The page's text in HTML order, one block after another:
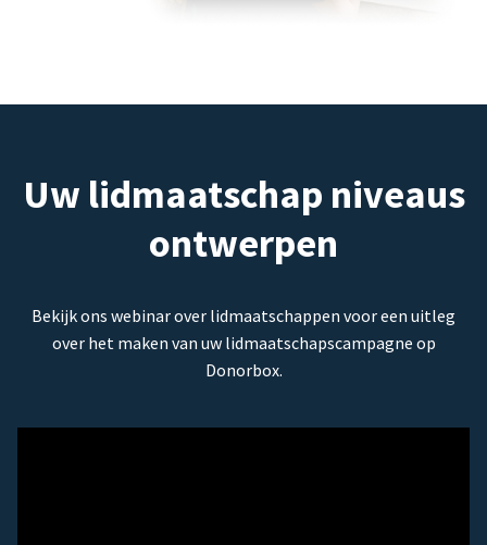
Uw lidmaatschap niveaus
ontwerpen
Bekijk ons webinar over lidmaatschappen voor een uitleg
over het maken van uw lidmaatschapscampagne op
Donorbox.